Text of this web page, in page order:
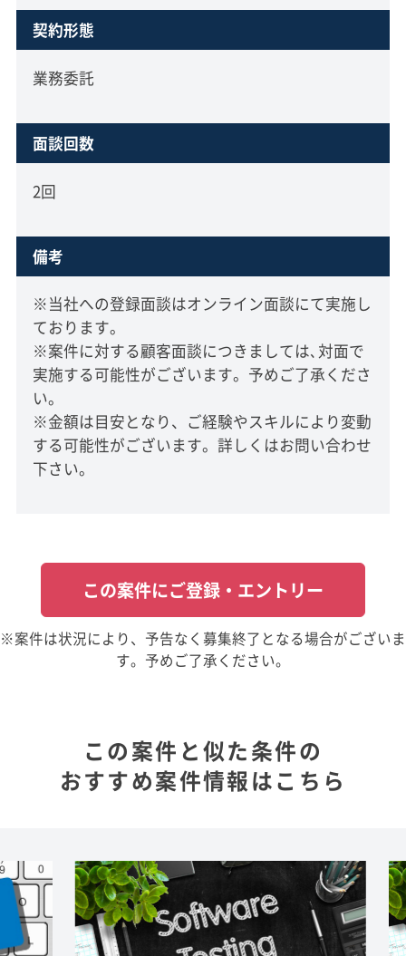
契約形態
業務委託
面談回数
2回
備考
※当社への登録面談はオンライン面談にて実施し
ております。
※案件に対する顧客面談につきましては､対面で
実施する可能性がございます。予めご了承くださ
い。
※金額は目安となり、ご経験やスキルにより変動
する可能性がございます。詳しくはお問い合わせ
下さい。
この案件にご登録・エントリー
※案件は状況により、予告なく募集終了となる場合がございま
す。予めご了承ください。
この案件と似た条件の
おすすめ案件情報はこちら